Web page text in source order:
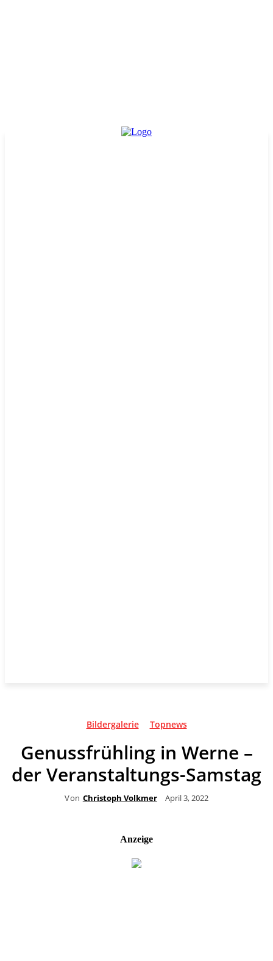
Bildergalerie Topnews
Genussfrühling in Werne –
der Veranstaltungs-Samstag
Von Christoph Volkmer April 3, 2022
Anzeige